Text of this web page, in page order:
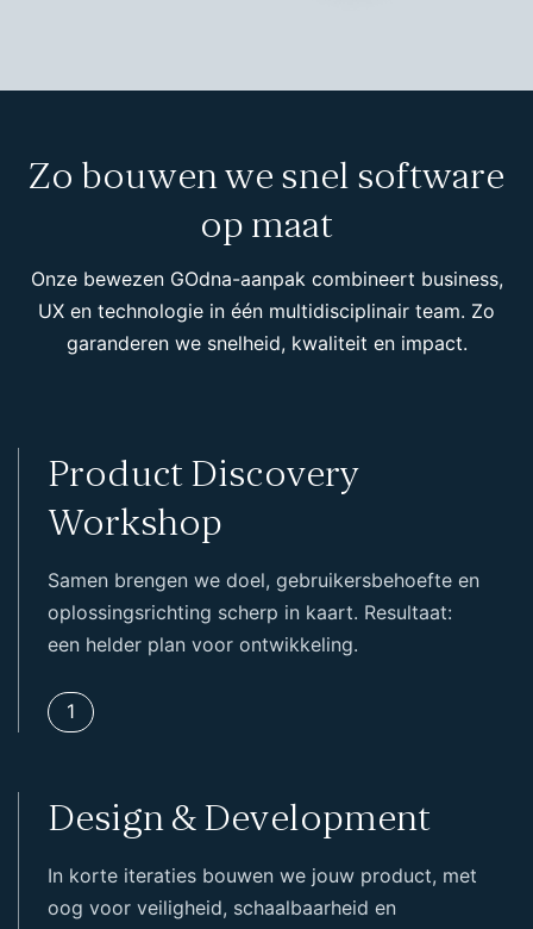
Zo bouwen we snel software
op maat
Onze bewezen GOdna-aanpak combineert business,
UX en technologie in één multidisciplinair team. Zo
garanderen we snelheid, kwaliteit en impact.
Product Discovery
Workshop
Samen brengen we doel, gebruikersbehoefte en
oplossingsrichting scherp in kaart. Resultaat:
een helder plan voor ontwikkeling.
1
Design & Development
In korte iteraties bouwen we jouw product, met
oog voor veiligheid, schaalbaarheid en